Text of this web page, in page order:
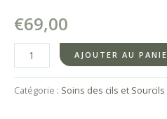
€69,00
quantité
de
Rehaussement
AJOUTER AU
Catégorie : Soins des cils et Sourcils